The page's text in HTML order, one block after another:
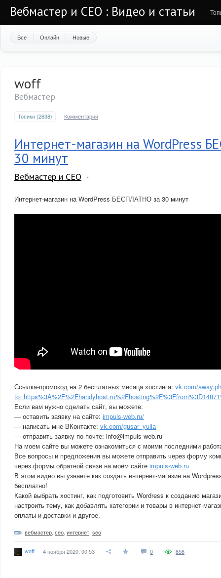
Вебмастер и СЕО : Видео и статьи
Все Онлайн Новые
woff
Вебмастер
Топики (2638) Комментарии
Интернет-магазин на WordPress
30 минут
Вебмастер и СЕО
Интернет-магазин на WordPress БЕСПЛАТНО за 30 минут
Ссылка-промокод на 2 бесплатных месяца хостинга: vk.com/
Если вам нужно сделать сайт, вы можете:
— оставить заявку на сайте: impuls-web.ru/
— написать мне ВКонтакте: vk.com/gusar_yulia
— отправить заявку по почте: info@impuls-web.ru
На моем сайте вы можете ознакомиться с моими последними
Все вопросы и предложения вы можете отправить через форму
через формы обратной связи на моём сайте impuls-web.ru
В этом видео вы узнаете как создать интернет-магазин на
бесплатно!
Какой выбрать хостинг, как подготовить Wordress к созданию
настроить тему, как добавлять категории и товары в интернет-
оплаты и доставки и другое.
вебмастер сео интернет seo
woff 4 ноября 2020, 00:53 0 856